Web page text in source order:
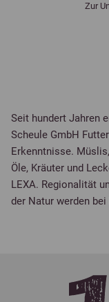
Zur
Seit hundert Jahren
Scheule GmbH
Erkenntnisse.
Öle, Kräuter und
LEXA. Regionalität
der Natur werden